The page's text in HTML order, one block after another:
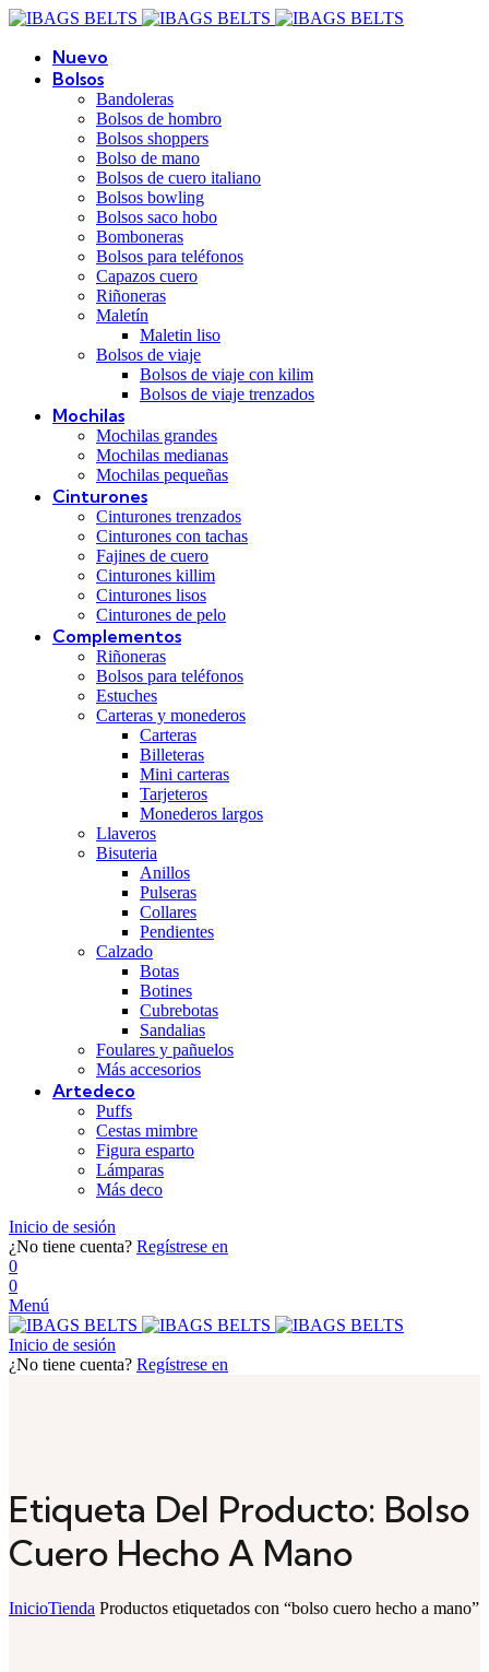
Nuevo
Bolsos
Bandoleras
Bolsos de hombro
Bolsos shoppers
Bolso de mano
Bolsos de cuero italiano
Bolsos bowling
Bolsos saco hobo
Bomboneras
Bolsos para teléfonos
Capazos cuero
Riñoneras
Maletín
Maletin liso
Bolsos de viaje
Bolsos de viaje con kilim
Bolsos de viaje trenzados
Mochilas
Mochilas grandes
Mochilas medianas
Mochilas pequeñas
Cinturones
Cinturones trenzados
Cinturones con tachas
Fajines de cuero
Cinturones killim
Cinturones lisos
Cinturones de pelo
Complementos
Riñoneras
Bolsos para teléfonos
Estuches
Carteras y monederos
Carteras
Billeteras
Mini carteras
Tarjeteros
Monederos largos
Llaveros
Bisuteria
Anillos
Pulseras
Collares
Pendientes
Calzado
Botas
Botines
Cubrebotas
Sandalias
Foulares y pañuelos
Más accesorios
Artedeco
Puffs
Cestas mimbre
Figura esparto
Lámparas
Más deco
Inicio de sesión
¿No tiene cuenta? Regístrese en
0
0
Menú
Inicio de sesión
¿No tiene cuenta? Regístrese en
Etiqueta Del Producto: Bolso
Cuero Hecho A Mano
InicioTienda Productos etiquetados con “bolso cuero hecho a mano”